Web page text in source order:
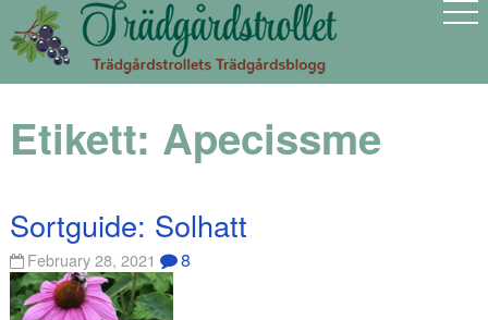
Etikett: Apecissme
Sortguide: Solhatt
February 28, 2021 8